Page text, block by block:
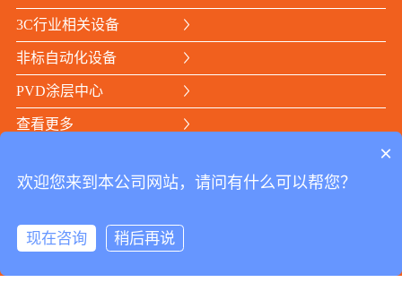
3C行业相关设备
非标自动化设备
PVD涂层中心
查看更多
© Copyright © 2021-2026 广东鑫信智能装备有限公司 |
备案号： 粤ICP备2022027893号
×
欢迎您来到本公司网站，请问有什么可以帮您？
现在咨询 稍后再说